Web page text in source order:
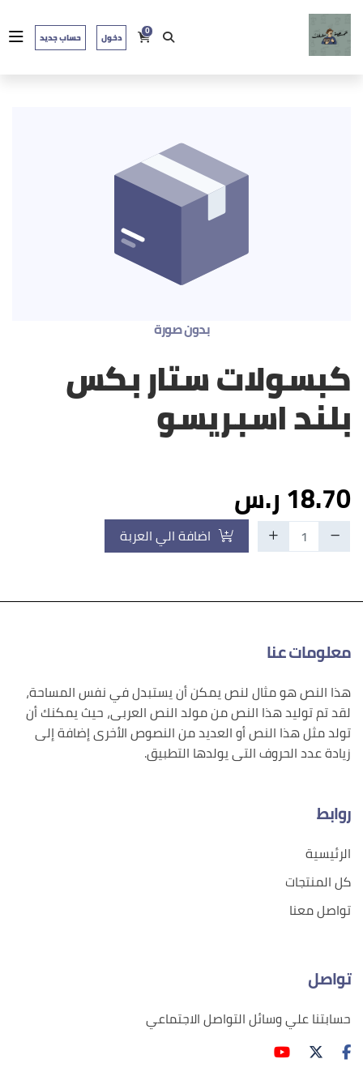
0 دخول حساب جديد
بدون صورة
كبسولات ستار بكس
بلند اسبريسو
18.70 ر.س
اضافة الي العربة
معلومات عنا
هذا النص هو مثال لنص يمكن أن يستبدل في نفس المساحة،
لقد تم توليد هذا النص من مولد النص العربى، حيث يمكنك أن
تولد مثل هذا النص أو العديد من النصوص الأخرى إضافة إلى
زيادة عدد الحروف التى يولدها التطبيق.
روابط
الرئيسية
كل المنتجات
تواصل معنا
تواصل
حسابتنا علي وسائل التواصل الاجتماعي